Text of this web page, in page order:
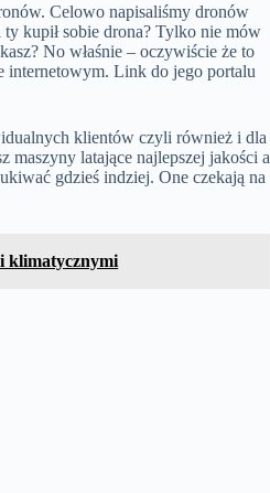
Celowo napisaliśmy dronów
kupił sobie drona? Tylko nie mów
No właśnie – oczywiście że to
internetowym. Link do jego portalu
klientów czyli również i dla
maszyny latające najlepszej jakości a
gdzieś indziej. One czekają na
klimatycznymi